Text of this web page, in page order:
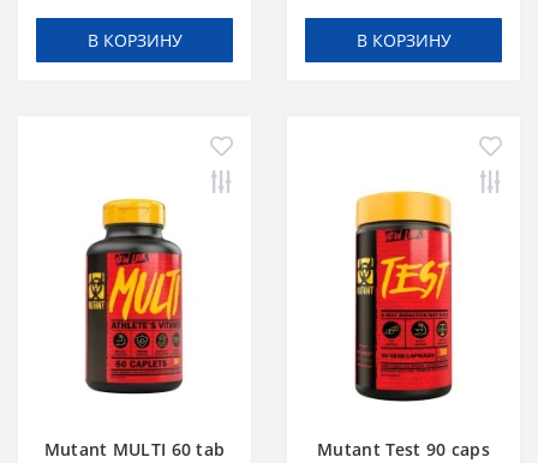
В КОРЗИНУ В КОРЗИНУ
Mutant MULTI 60 tab Mutant Test 90 caps